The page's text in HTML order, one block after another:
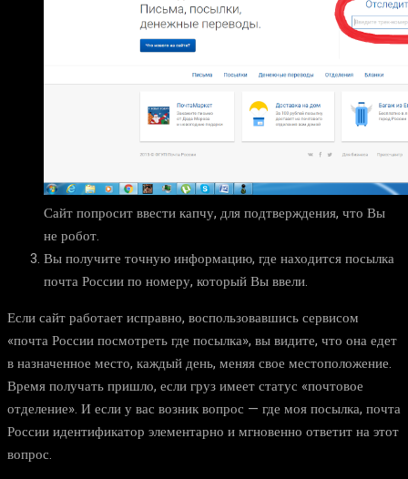
Сайт попросит ввести капчу, для подтверждения, что Вы
не робот.
Вы получите точную информацию, где находится посылка
почта России по номеру, который Вы ввели.
Если сайт работает исправно, воспользовавшись сервисом
«почта России посмотреть где посылка», вы видите, что она едет
в назначенное место, каждый день, меняя свое местоположение.
Время получать пришло, если груз имеет статус «почтовое
отделение». И если у вас возник вопрос — где моя посылка, почта
России идентификатор элементарно и мгновенно ответит на этот
вопрос.